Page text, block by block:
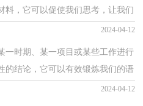
料，它可以促使我们思考，让我们
结有什么格式呢...
2024-04-12
一时期、某一项目或某些工作进行
的结论，它可以有效锻炼我们的语
一份总结吧。我们...
2024-04-12